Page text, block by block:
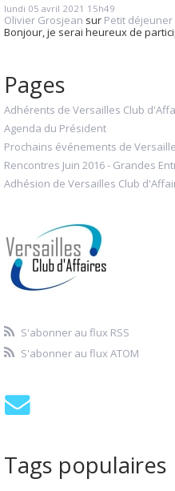
lundi 05 avril 2021 15h49
Olivier Grosjean sur Petit déjeuner
Bonjour, je serai heureux de
Pages
Adhérents de Versailles Club
Agenda du Président
Prochains événements de
Rencontres Juin 2016 - Grandes
Adhésion de Versailles Club
S'abonner au flux RSS
S'abonner au flux ATOM
Tags populaires